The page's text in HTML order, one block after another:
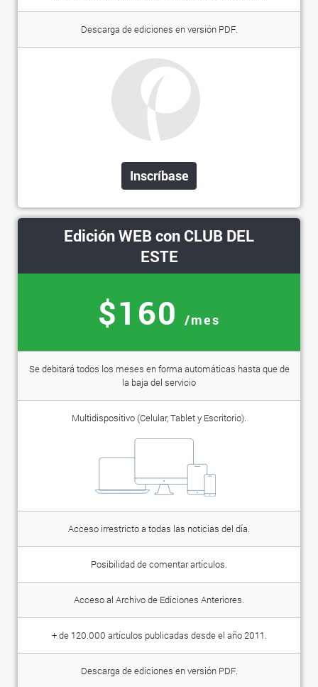
Descarga de ediciones en versión PDF.
Inscríbase
Edición WEB con CLUB DEL
ESTE
$160 /mes
Se debitará todos los meses en forma automáticas hasta que de
la baja del servicio
Multidispositivo (Celular, Tablet y Escritorio).
Acceso irrestricto a todas las noticias del día.
Posibilidad de comentar artículos.
Acceso al Archivo de Ediciones Anteriores.
+ de 120.000 artículos publicadas desde el año 2011.
Descarga de ediciones en versión PDF.